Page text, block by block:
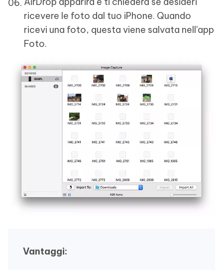
ricevere le foto dal tuo iPhone. Quando
ricevi una foto, questa viene salvata nell'app
Foto.
Vantaggi: